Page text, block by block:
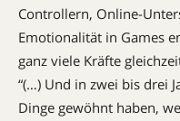
Controllern, Online-
Emotionalität in Games
ganz viele Kräfte
“(…) Und in zwei bis drei
Dinge gewöhnt haben,